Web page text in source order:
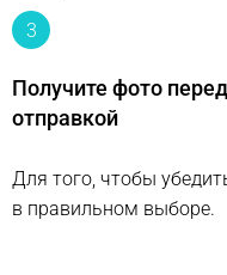
3
Получите фото перед
отправкой
Для того, чтобы
в правильном выборе.